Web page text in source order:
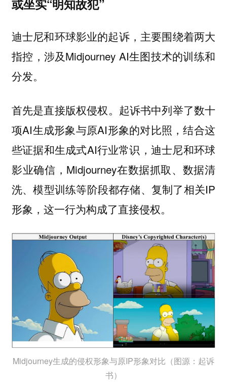
或坐实“明知故犯”
迪士尼和环球影业的起诉，主要围绕着两大
指控，涉及Midjourney AI生图技术的训练和
分发。
首先是直接版权侵权。起诉书中列举了数十
项AI生成形象与原AI形象的对比照，结合这
些证据和生成式AI行业常识，迪士尼和环球
影业确信，Midjourney在数据抓取、数据清
洗、模型训练等阶段都存储、复制了相关IP
形象，这一行为构成了直接侵权。
Midjourney生成的侵权形象与原IP形象对比（图源：起诉
书）